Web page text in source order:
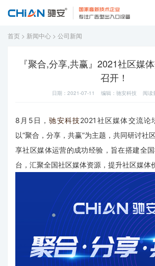
首页 > 新闻中心 > 公司新闻
『聚合,分享,共赢』2021社区媒
召开！
日期：2021-07-11 编辑：驰安科技 阅读
8月5日，驰安科技2021社区媒体交流论
以“聚合，分享，共赢”为主题，共同研讨社
享社区媒体运营的成功经验，旨在搭建全
台，汇聚全国社区媒体资源，提升社区媒体